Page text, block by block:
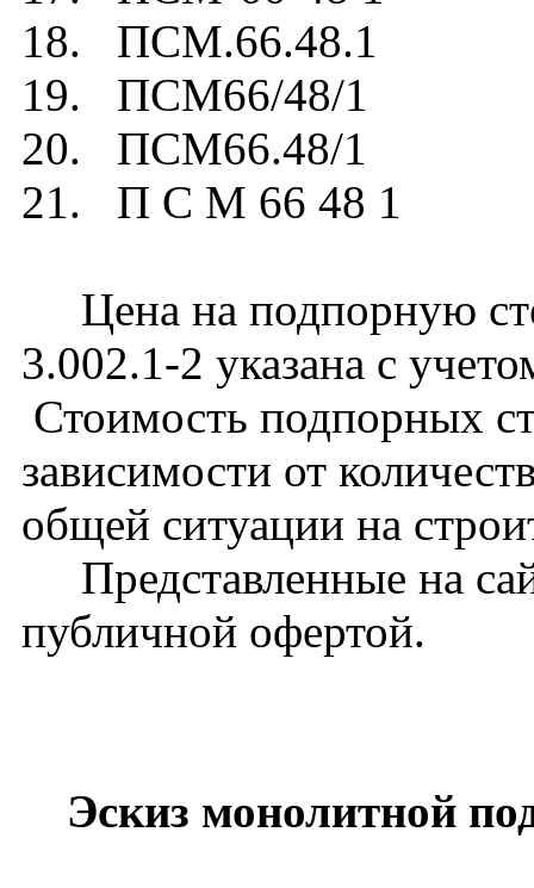
18. ПСМ.66.48.1
19. ПСМ66/48/1
20. ПСМ66.48/1
21. П С М 66 48 1
Цена на подпорную
3.002.1-2 указана с
Стоимость подпорных
зависимости от
общей ситуации на
Представленные на
публичной офертой.
Эскиз монолитной